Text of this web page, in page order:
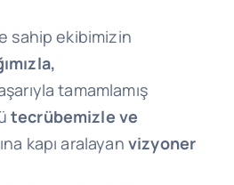
sahip ekibimizin
tamamlamış
tecrübemizle ve
kapı aralayan vizyoner